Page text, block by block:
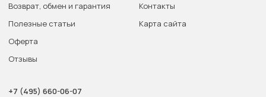
Возврат, обмен и гарантия
Полезные статьи
Оферта
Отзывы
Контакты
Карта сайта
+7 (495) 660-06-07